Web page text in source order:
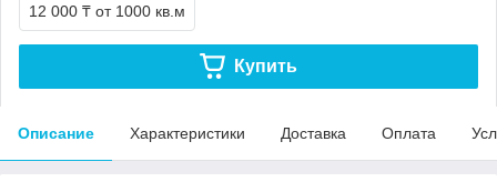
12 000 ₸ от 1000 кв.м
Купить
Описание Характеристики Доставка Оплата